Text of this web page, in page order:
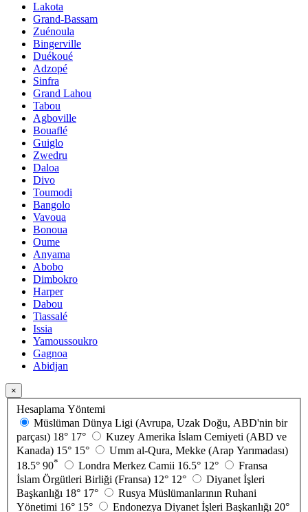
Lakota
Grand-Bassam
Zuénoula
Bingerville
Duékoué
Adzopé
Sinfra
Grand Lahou
Tabou
Agboville
Bouaflé
Guiglo
Zwedru
Daloa
Divo
Toumodi
Bangolo
Vavoua
Bonoua
Oume
Anyama
Abobo
Dimbokro
Harper
Dabou
Tiassalé
Issia
Yamoussoukro
Gagnoa
Abidjan
×
Hesaplama Yöntemi
Müslüman Dünya Ligi (Avrupa, Uzak Doğu, ABD'nin bir
parçası) 18° 17°
Kuzey Amerika İslam Cemiyeti (ABD ve
Kanada) 15° 15°
Umm al-Qura, Mekke (Arap Yarımadası)
18.5° 90* Londra Merkez Camii 16.5° 12°
Fransa
İslam Örgütleri Birliği (Fransa) 12° 12°
Diyanet İşleri
Başkanlığı 18° 17°
Rusya Müslümanlarının Ruhani
Yönetimi 16° 15° Endonezya Diyanet İşleri Başkanlığı 20°